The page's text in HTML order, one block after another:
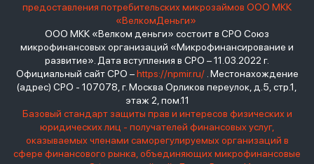
предоставления потребительских микрозаймов ООО МКК
«ВелкомДеньги»
ООО МКК «Велком деньги» состоит в СРО Союз
микрофинансовых организаций «Микрофинансирование и
развитие». Дата вступления в СРО – 11.03.2022 г.
Официальный сайт СРО –https://npmir.ru/. Местонахождение
(адрес) СРО - 107078, г. Москва Орликов переулок, д.5, стр.1,
этаж 2, пом.11
Базовый стандарт защиты прав и интересов физических и
юридических лиц - получателей финансовых услуг,
оказываемых членами саморегулируемых организаций в
сфере финансового рынка, объединяющих микрофинансовые